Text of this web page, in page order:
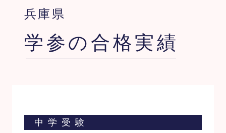
兵庫県
学参の合格実績
中学受験